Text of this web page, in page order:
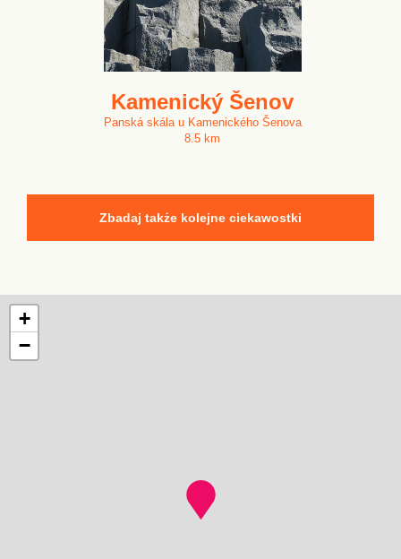
Kamenický Šenov
Panská skála u Kamenického Šenova
8.5 km
Zbadaj także kolejne ciekawostki
+
−